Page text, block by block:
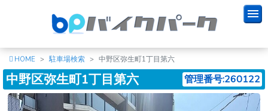
HOME 駐車場検索 中野区弥生町1丁目第六
中野区弥生町1丁目第六 管理番号:260122